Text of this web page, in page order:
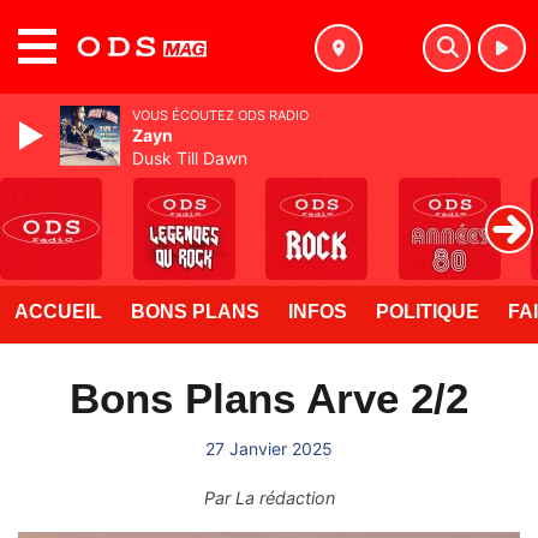
ACCUEIL BONS PLANS INFOS POLITIQUE
Bons Plans Arve 2/2
27 Janvier 2025
ParLa rédaction
VOUS ÉCOUTEZ ODS RADIO
Zayn
Dusk Till Dawn